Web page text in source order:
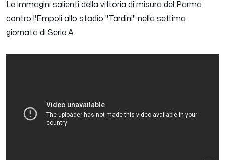
Le immagini salienti della vittoria di misura del Parma
contro l'Empoli allo stadio "Tardini" nella settima
giornata di Serie A.